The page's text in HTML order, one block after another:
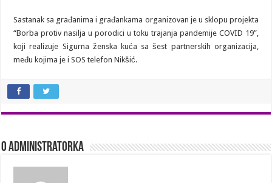
Sastanak sa građanima i građankama organizovan je u sklopu projekta
“Borba protiv nasilja u porodici u toku trajanja pandemije COVID 19”,
koji realizuje Sigurna ženska kuća sa šest partnerskih organizacija,
među kojima je i SOS telefon Nikšić.
O Administratorka